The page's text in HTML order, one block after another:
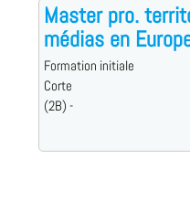
Master pro.
médias en
Formation initiale
Corte
(2B) -